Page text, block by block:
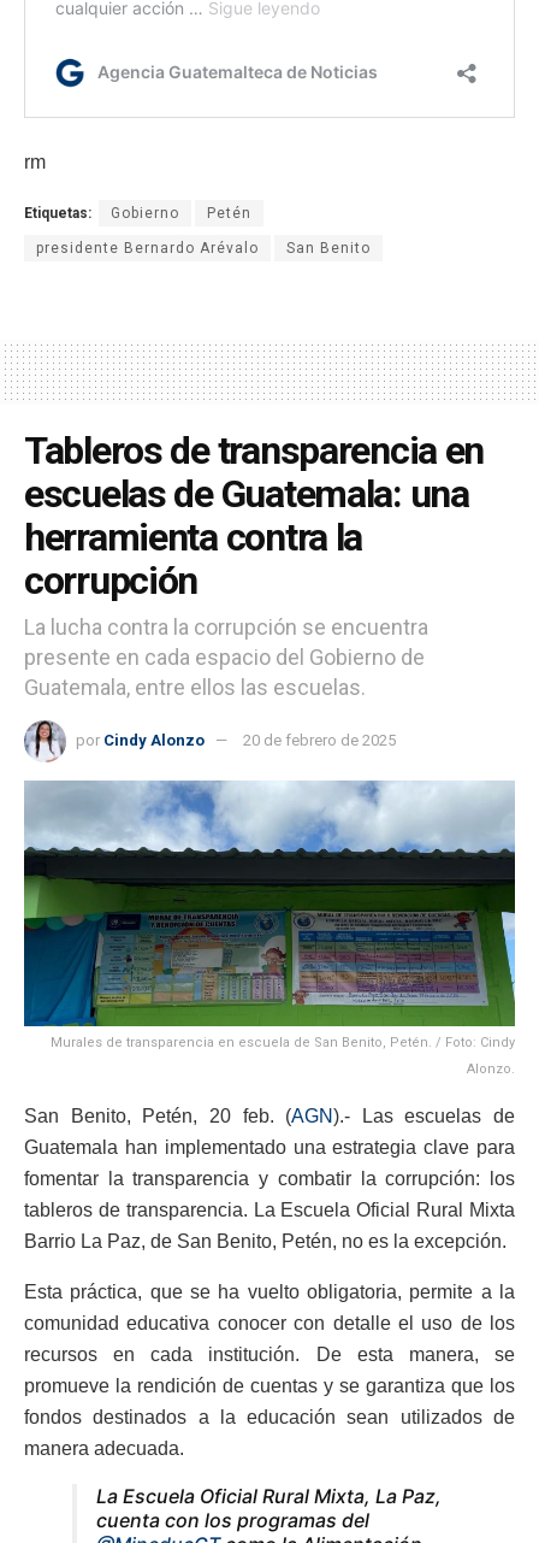
rm
Etiquetas: Gobierno Petén
presidente Bernardo Arévalo San Benito
Tableros de transparencia en
escuelas de Guatemala: una
herramienta contra la
corrupción
La lucha contra la corrupción se encuentra
presente en cada espacio del Gobierno de
Guatemala, entre ellos las escuelas.
por Cindy Alonzo 20 de febrero de 2025
Murales de transparencia en escuela de San Benito, Petén. / Foto: Cindy
Alonzo.
San Benito, Petén, 20 feb. (AGN).- Las escuelas de
Guatemala han implementado una estrategia clave para
fomentar la transparencia y combatir la corrupción: los
tableros de transparencia. La Escuela Oficial Rural Mixta
Barrio La Paz, de San Benito, Petén, no es la excepción.
Esta práctica, que se ha vuelto obligatoria, permite a la
comunidad educativa conocer con detalle el uso de los
recursos en cada institución. De esta manera, se
promueve la rendición de cuentas y se garantiza que los
fondos destinados a la educación sean utilizados de
manera adecuada.
La Escuela Oficial Rural Mixta, La Paz,
cuenta con los programas del